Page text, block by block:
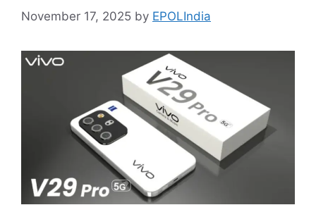
November 17, 2025 by EPOLIndia